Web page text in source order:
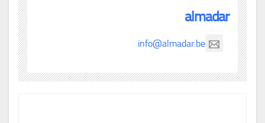
almadar
info@almadar.be